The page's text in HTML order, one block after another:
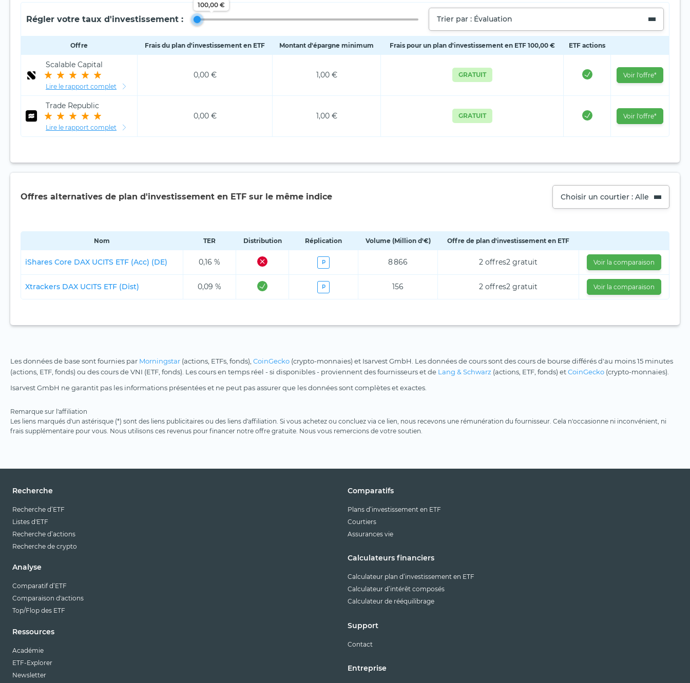
Régler votre taux d'investissement :
100,00 €
Trier par : Évaluation
Offre Frais du plan d'investissement en ETF Montant d'épargne minimum Frais pour un plan d'investissement en ETF 100,00 € ETF actions
Scalable Capital
Lire le rapport complet
0,00 € 1,00 € GRATUIT Voir l'offre*
Trade Republic
Lire le rapport complet
0,00 € 1,00 € GRATUIT Voir l'offre*
Offres alternatives de plan d'investissement en ETF sur le même indice Choisir un courtier : Alle
Nom TER Distribution Réplication Volume (Million d'€) Offre de plan d'investissement en ETF
iShares Core DAX UCITS ETF (Acc) (DE) 0,16 % P 8 866 2 offres2 gratuit Voir la comparaison
Xtrackers DAX UCITS ETF (Dist) 0,09 % P 156 2 offres2 gratuit Voir la comparaison
Les données de base sont fournies par Morningstar (actions, ETFs, fonds), CoinGecko (crypto-monnaies) et Isarvest GmbH. Les données de cours sont des cours de bourse différés d'au moins 15 minutes
(actions, ETF, fonds) ou des cours de VNI (ETF, fonds). Les cours en temps réel - si disponibles - proviennent des fournisseurs et de Lang & Schwarz (actions, ETF, fonds) etCoinGecko (crypto-monnaies).
Isarvest GmbH ne garantit pas les informations présentées et ne peut pas assurer que les données sont complètes et exactes.
Remarque sur l'affiliation
Les liens marqués d'un astérisque (*) sont des liens publicitaires ou des liens d'affiliation. Si vous achetez ou concluez via ce lien, nous recevons une rémunération du fournisseur. Cela n'occasionne ni inconvénient, ni
frais supplémentaire pour vous. Nous utilisons ces revenus pour financer notre offre gratuite. Nous vous remercions de votre soutien.
Recherche
Recherche d’ETF
Listes d'ETF
Recherche d’actions
Recherche de crypto
Analyse
Comparatif d’ETF
Comparaison d'actions
Top/Flop des ETF
Ressources
Académie
ETF-Explorer
Newsletter
Comparatifs
Plans d’investissement en ETF
Courtiers
Assurances vie
Calculateurs financiers
Calculateur plan d’investissement en ETF
Calculateur d’intérêt composés
Calculateur de rééquilibrage
Support
Contact
Entreprise